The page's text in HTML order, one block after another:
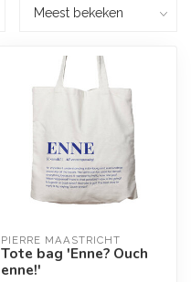
PIERRE MAASTRICHT
Tote bag 'Enne? Ouch
enne!'